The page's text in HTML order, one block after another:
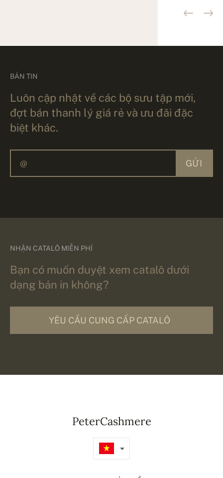
BẢN TIN
Luôn cập nhật về các bộ sưu tập mới,
đợt bán thanh lý giá rẻ và ưu đãi đặc
biệt khác.
GỬI
NHẬN CATALÔ MIỄN PHÍ
Bạn có muốn duyệt xem catalô dưới
dạng bản in không?
YÊU CẦU CUNG CẤP CATALÔ
PeterCashmere